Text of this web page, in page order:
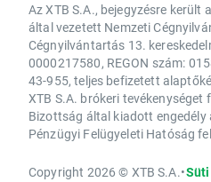
Az XTB S.A., bejegyzésre került
által vezetett Nemzeti
Cégnyilvántartás 13.
0000217580, REGON szám:
43-955, teljes befizetett
XTB S.A. brókeri
Bizottság által kiadott engedély
Pénzügyi Felügyeleti Hatóság
Copyright 2026 © XTB S.A.•